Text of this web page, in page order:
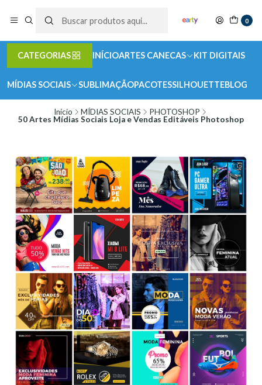
0
CATEGORIAS INÍCIOARTES CANECAS KIT DIGITAIS
MÍDIAS SOCIAIS SUBLIMAÇÃOPACOTESSILHOUETTEBLOG
Início MÍDIAS SOCIAIS
PHOTOSHOP
50 Artes Mídias Sociais Loja e Vendas Editáveis Photoshop